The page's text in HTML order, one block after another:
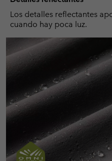
Los detalles reflectantes
cuando hay poca luz.